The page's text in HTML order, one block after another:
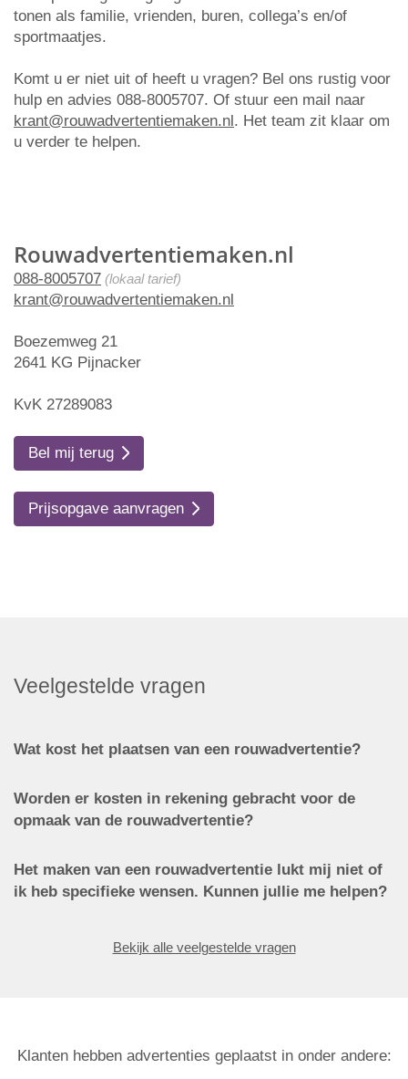
Rouwadvertentiemaken.nl
088-8005707 (lokaal tarief)
krant@rouwadvertentiemaken.nl
Boezemweg 21
2641 KG Pijnacker
KvK 27289083
Bel mij terug
Prijsopgave aanvragen
tonen als familie, vrienden, buren, collega’s en/of
sportmaatjes.
Komt u er niet uit of heeft u vragen? Bel ons rustig voor
hulp en advies 088-8005707. Of stuur een mail naar
krant@rouwadvertentiemaken.nl. Het team zit klaar om
u verder te helpen.
Veelgestelde vragen
Wat kost het plaatsen van een rouwadvertentie?
Worden er kosten in rekening gebracht voor de
opmaak van de rouwadvertentie?
Het maken van een rouwadvertentie lukt mij niet of
ik heb specifieke wensen. Kunnen jullie me helpen?
Bekijk alle veelgestelde vragen
Klanten hebben advertenties geplaatst in onder andere: